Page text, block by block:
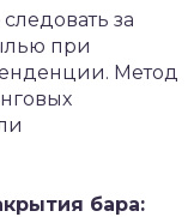
за
при
Метод
бара: